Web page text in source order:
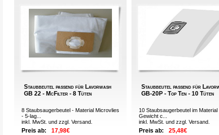
Staubbeutel passend für Lavorwash
GB 22 - McFilter - 8 Tüten
8 Staubsaugerbeutel - Material Microvlies
- 5-lag...
inkl. MwSt. und zzgl.Versand
Preis ab: 17,98€
Staubbeutel passend für
GB-20P - Top Ten - 10 Tüten
10 Staubsaugerbeutel im Material
Gewicht c...
inkl. MwSt. und zzgl.Versand
Preis ab: 25,48€